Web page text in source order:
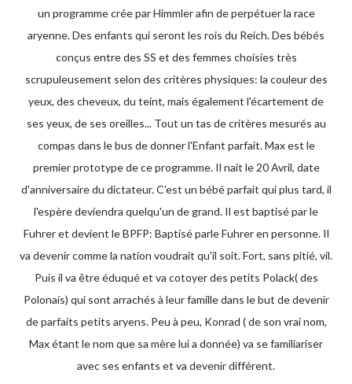
un programme crée par Himmler afin de perpétuer la race
aryenne. Des enfants qui seront les rois du Reich. Des bébés
conçus entre des SS et des femmes choisies très
scrupuleusement selon des critères physiques: la couleur des
yeux, des cheveux, du teint, mais également l'écartement de
ses yeux, de ses oreilles... Tout un tas de critères mesurés au
compas dans le bus de donner l'Enfant parfait. Max est le
premier prototype de ce programme. Il nait le 20 Avril, date
d'anniversaire du dictateur. C'est un bébé parfait qui plus tard, il
l'espère deviendra quelqu'un de grand. Il est baptisé par le
Fuhrer et devient le BPFP: Baptisé parle Fuhrer en personne. Il
va devenir comme la nation voudrait qu'il soit. Fort, sans pitié, vil.
Puis il va être éduqué et va cotoyer des petits Polack( des
Polonais) qui sont arrachés à leur famille dans le but de devenir
de parfaits petits aryens. Peu à peu, Konrad ( de son vrai nom,
Max étant le nom que sa mère lui a donnée) va se familiariser
avec ses enfants et va devenir différent.